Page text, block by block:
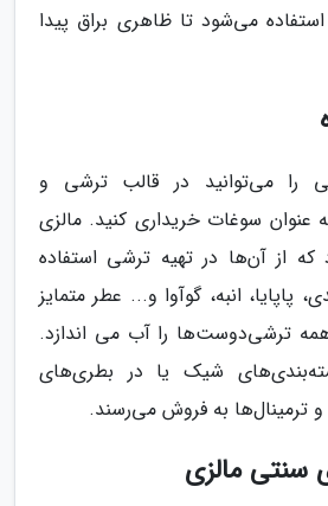
می‌شود تا ظاهری براق پیدا
را می‌توانید در قالب ترشی و
سوغات خریداری کنید. مالزی
از آن‌ها در تهیه ترشی استفاده
پاپایا، انبه، گوآوا و... عطر متمایز
ترشی‌دوست‌ها را آب می اندازد.
شیک یا در بطری‌های
و ترمینال‌ها به فروش می‌رسند.
سنتی مالزی